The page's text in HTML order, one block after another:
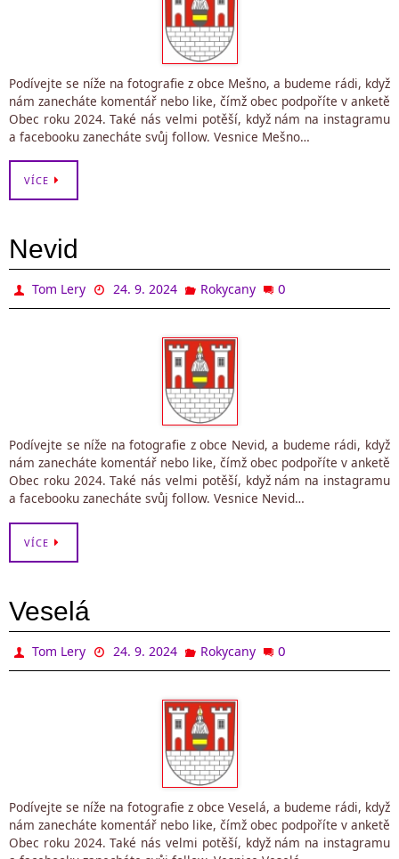
Podívejte se níže na fotografie z obce Mešno, a budeme rádi, když
nám zanecháte komentář nebo like, čímž obec podpoříte v anketě
Obec roku 2024. Také nás velmi potěší, když nám na instagramu
a facebooku zanecháte svůj follow. Vesnice Mešno…
VÍCE
Nevid
Tom Lery 24. 9. 2024 Rokycany 0
Podívejte se níže na fotografie z obce Nevid, a budeme rádi, když
nám zanecháte komentář nebo like, čímž obec podpoříte v anketě
Obec roku 2024. Také nás velmi potěší, když nám na instagramu
a facebooku zanecháte svůj follow. Vesnice Nevid…
VÍCE
Veselá
Tom Lery 24. 9. 2024 Rokycany 0
Podívejte se níže na fotografie z obce Veselá, a budeme rádi, když
nám zanecháte komentář nebo like, čímž obec podpoříte v anketě
Obec roku 2024. Také nás velmi potěší, když nám na instagramu